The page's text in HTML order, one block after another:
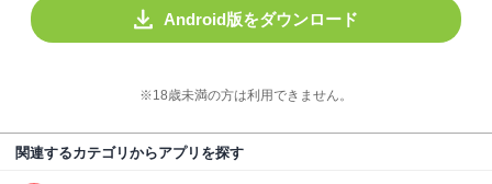
Android版をダウンロード
※18歳未満の方は利用できません。
関連するカテゴリからアプリを探す